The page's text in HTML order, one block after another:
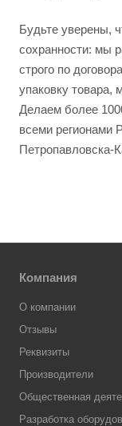
Будьте уверены,
сохранности: мы
строго по
упаковку товара,
Делаем более
всеми регионами
Петропавловска-
Компания
О компании
Отзывы
Реквизиты
Производители
Общественная
Разработка